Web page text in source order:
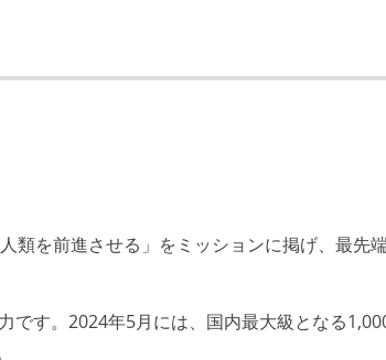
類を前進させる」をミッションに掲げ、最先
です。2024年5月には、国内最大級となる